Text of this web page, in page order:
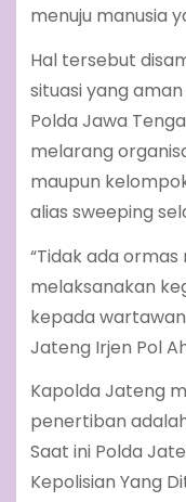
menuju manusia
Hal tersebut
situasi yang
Polda Jawa
melarang
maupun
alias sweeping
“Tidak ada
melaksanakan
kepada
Jateng Irjen Pol
Kapolda Jateng
penertiban
Saat ini Polda
Kepolisian Yang